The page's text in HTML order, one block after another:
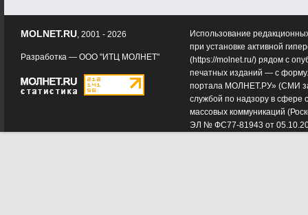
Использование
при установке активной
(https://molnet.ru/) рядом с
печатных изданий — с
портала МОЛНЕТ.РУ» (СМИ
службой по надзору в сфере
массовых коммуникаций
ЭЛ № ФС77-81943 от
MOLNET.RU, 2001 - 2026
Разработка — ООО "ИТЦ МОЛНЕТ"